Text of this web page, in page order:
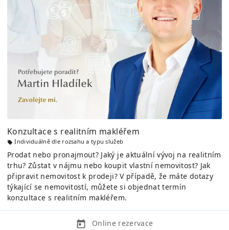
Konzultace s realitním makléřem
Individuálně dle rozsahu a typu služeb
Prodat nebo pronajmout? Jaký je aktuální vývoj na realitním
trhu? Zůstat v nájmu nebo koupit vlastní nemovitost? Jak
připravit nemovitost k prodeji? V případě, že máte dotazy
týkající se nemovitostí, můžete si objednat termín
konzultace s realitním makléřem.
Online rezervace